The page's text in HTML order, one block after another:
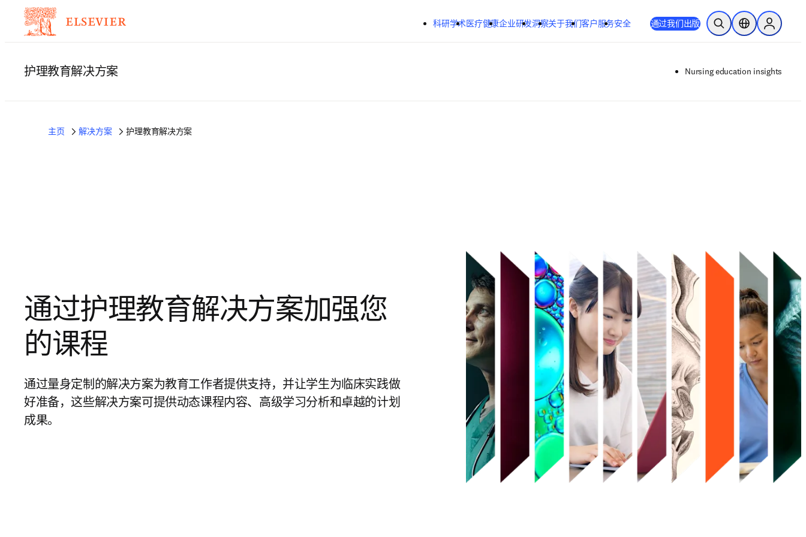
跳转到主内容
科研学术医疗健康企业研发洞察关于我们客户服务安全 通过我们出版 开放搜索位置选择器Sign in to
护理教育解决方案 Nursing education insights
主页 解决方案 护理教育解决方案
通过护理教育解决方案加强您
的课程
通过量身定制的解决方案为教育工作者提供支持，并让学生为临床实践做
好准备，这些解决方案可提供动态课程内容、高级学习分析和卓越的计划
成果。